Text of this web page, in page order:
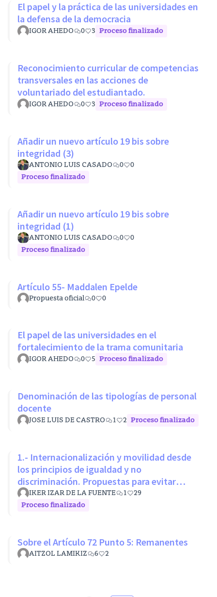
El papel y la práctica de las universidades en
la defensa de la democracia
IGOR AHEDO 0 3 Proceso finalizado
Reconocimiento curricular de competencias
transversales en las acciones de
voluntariado del estudiantado.
IGOR AHEDO 0 3 Proceso finalizado
Añadir un nuevo artículo 19 bis sobre
integridad (3)
ANTONIO LUIS CASADO 0
0
Proceso finalizado
Añadir un nuevo artículo 19 bis sobre
integridad (1)
ANTONIO LUIS CASADO 0
0
Proceso finalizado
Artículo 55- Maddalen Epelde
Propuesta oficial 0 0
El papel de las universidades en el
fortalecimiento de la trama comunitaria
IGOR AHEDO 0 5 Proceso finalizado
Denominación de las tipologías de personal
docente
JOSE LUIS DE CASTRO 1 2 Proceso finalizado
1.- Internacionalización y movilidad desde
los principios de igualdad y no
discriminación. Propuestas para evitar
desigualdades estructurales
IKER IZAR DE LA FUENTE 1
29
Proceso finalizado
Sobre el Artículo 72 Punto 5: Remanentes
AITZOL LAMIKIZ 6 2